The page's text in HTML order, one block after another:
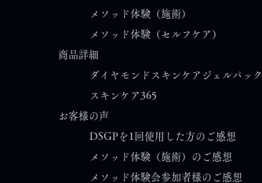
メソッド体験（施術）
メソッド体験（セルフケア）
商品詳細
ダイヤモンドスキンケアジェルパック
スキンケア365​
お客様の声
DSGPを1回使用した方のご感想
メソッド体験（施術）のご感想
メソッド体験会参加者様のご感想